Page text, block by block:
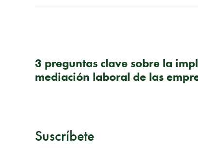
3 preguntas clave sobre la
mediación laboral de las
Suscríbete